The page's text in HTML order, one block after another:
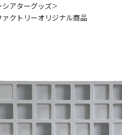
シアターグッズ＞
ァクトリーオリジナル商品